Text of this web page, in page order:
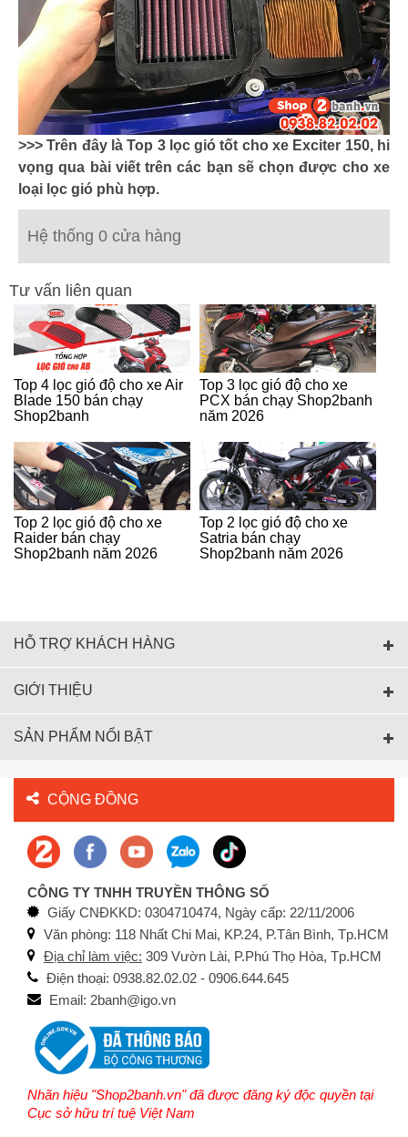
>>> Trên đây là Top 3 lọc gió tốt cho xe Exciter 150, hi
vọng qua bài viết trên các bạn sẽ chọn được cho xe
loại lọc gió phù hợp.
Hệ thống 0 cửa hàng
Tư vấn liên quan
Top 4 lọc gió độ cho xe Air
Blade 150 bán chạy
Shop2banh
Top 3 lọc gió độ cho xe
PCX bán chạy Shop2banh
năm 2026
Top 2 lọc gió độ cho xe
Raider bán chạy
Shop2banh năm 2026
Top 2 lọc gió độ cho xe
Satria bán chạy
Shop2banh năm 2026
HỖ TRỢ KHÁCH HÀNG
GIỚI THIỆU
SẢN PHẨM NỔI BẬT
CỘNG ĐỒNG
CÔNG TY TNHH TRUYỀN THÔNG SỐ
Giấy CNĐKKD: 0304710474, Ngày cấp: 22/11/2006
Văn phòng: 118 Nhất Chi Mai, KP.24, P.Tân Bình, Tp.HCM
Địa chỉ làm việc: 309 Vườn Lài, P.Phú Thọ Hòa, Tp.HCM
Điện thoại: 0938.82.02.02 - 0906.644.645
Email: 2banh@igo.vn
Nhãn hiệu "Shop2banh.vn" đã được đăng ký độc quyền tại
Cục sở hữu trí tuệ Việt Nam